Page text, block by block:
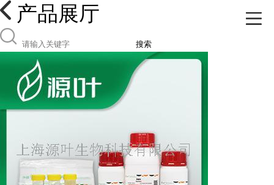
产品展厅
搜索